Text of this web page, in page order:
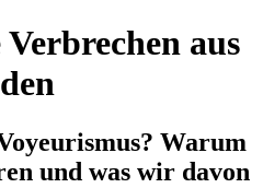
aus
Warum
und was wir davon